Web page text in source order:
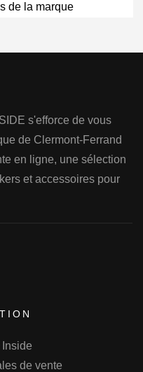
de la marque
s'efforce de vous
de Clermont-Ferrand
en ligne, une sélection
et accessoires pour
Inside
de vente